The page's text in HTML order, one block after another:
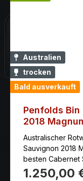
Australien
trocken
Bald ausverkauft
Penfolds Bin
2018
Australischer
Sauvignon 2018
besten Cabernet
1.250,00